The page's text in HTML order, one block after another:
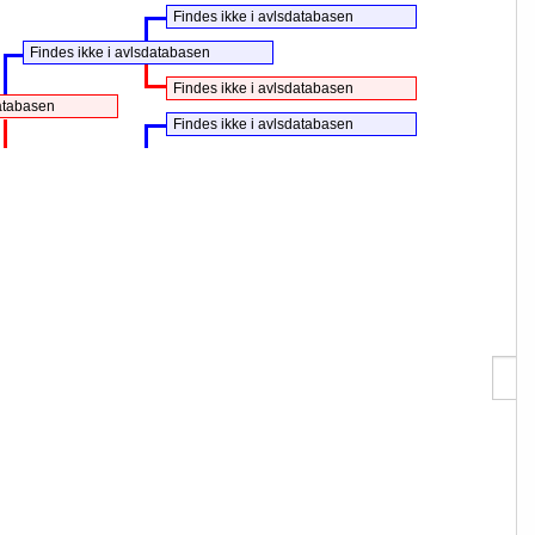
Findes ikke i avlsdatabasen
Findes ikke i avlsdatabasen
Findes ikke i avlsdatabasen
Findes ikke i avlsdatabasen